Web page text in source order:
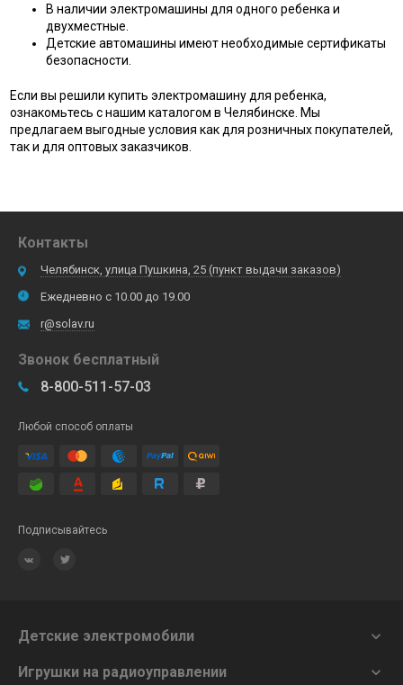
В наличии электромашины для одного ребенка и
двухместные.
Детские автомашины имеют необходимые сертификаты
безопасности.
Если вы решили купить электромашину для ребенка,
ознакомьтесь с нашим каталогом в Челябинске. Мы
предлагаем выгодные условия как для розничных покупателей,
так и для оптовых заказчиков.
Контакты
Челябинск, улица Пушкина, 25 (пункт выдачи заказов)
Ежедневно с 10.00 до 19.00
r@solav.ru
Звонок бесплатный
8-800-511-57-03
Любой способ оплаты
Подписывайтесь
Детские электромобили 
Игрушки на радиоуправлении 